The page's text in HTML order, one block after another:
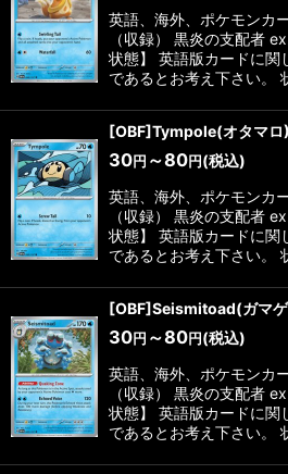
英語、海外、ポケモンカ
（収録） 黒炎の支配者
状態】 英語版カードに関
であるとお考え下さい。
[OBF]Tympole(オタマ
30円 ～80円 (税込)
英語、海外、ポケモンカ
（収録） 黒炎の支配者
状態】 英語版カードに関
であるとお考え下さい。
[OBF]Seismitoad(ガマ
30円 ～80円 (税込)
英語、海外、ポケモンカ
（収録） 黒炎の支配者
状態】 英語版カードに関
であるとお考え下さい。